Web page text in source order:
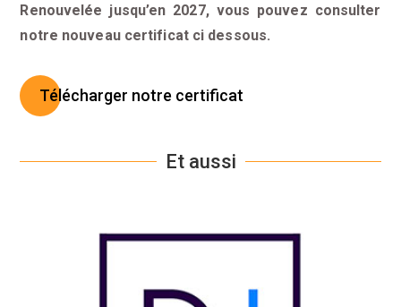
Renouvelée jusqu’en 2027, vous pouvez consulter
notre nouveau certificat ci dessous.
Télécharger notre certificat
Et aussi